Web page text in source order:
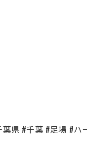
県 #千葉 #足場 #